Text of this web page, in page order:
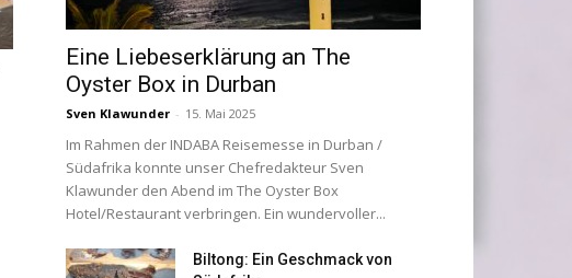
Eine Liebeserklärung an The
Oyster Box in Durban
Sven Klawunder - 15. Mai 2025
Im Rahmen der INDABA Reisemesse in Durban /
Südafrika konnte unser Chefredakteur Sven
Klawunder den Abend im The Oyster Box
Hotel/Restaurant verbringen. Ein wundervoller...
Biltong: Ein Geschmack von